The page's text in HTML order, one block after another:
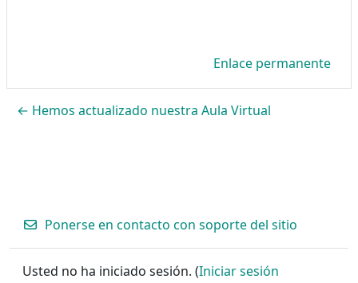
Enlace permanente
← Hemos actualizado nuestra Aula Virtual
Ponerse en contacto con soporte del sitio
Usted no ha iniciado sesión. (Iniciar sesión